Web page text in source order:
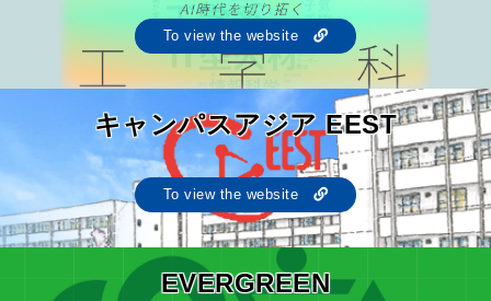
To view the website
キャンパスアジア EEST
To view the website
EVERGREEN